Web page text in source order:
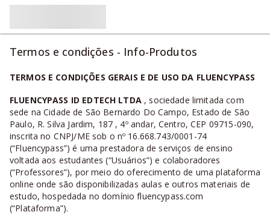
Termos e condições - Info-Produtos
TERMOS E CONDIÇÕES GERAIS E DE USO DA FLUENCYPASS
FLUENCYPASS ID EDTECH LTDA , sociedade limitada com
sede na Cidade de São Bernardo Do Campo, Estado de São
Paulo, R. Silva Jardim, 187 , 4º andar, Centro, CEP 09715-090,
inscrita no CNPJ/ME sob o nº 16.668.743/0001-74
(“Fluencypass”) é uma prestadora de serviços de ensino
voltada aos estudantes (“Usuários”) e colaboradores
(“Professores”), por meio do oferecimento de uma plataforma
online onde são disponibilizadas aulas e outros materiais de
estudo, hospedada no domínio fluencypass.com
(“Plataforma”).